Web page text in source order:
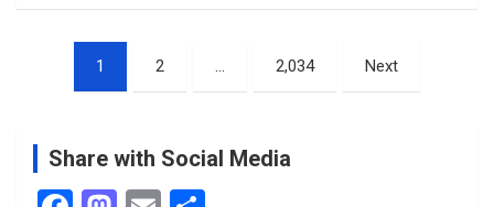
ce
o
k
st
d
n
e
pagination
1 2 … 2,034 Next
Share with Social Media